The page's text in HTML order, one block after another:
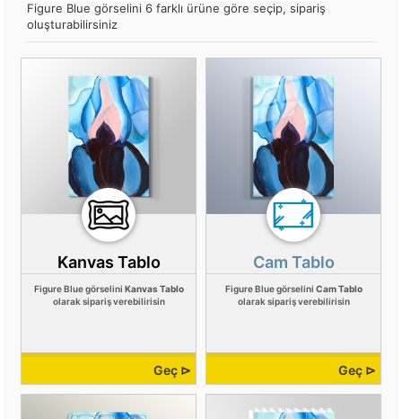
Figure Blue görselini 6 farklı ürüne göre seçip, sipariş
oluşturabilirsiniz
Kanvas Tablo
Figure Blue görselini Kanvas Tablo
olarak sipariş verebilirisin
Geç ⊳
Cam Tablo
Figure Blue görselini Cam Tablo
olarak sipariş verebilirisin
Geç ⊳